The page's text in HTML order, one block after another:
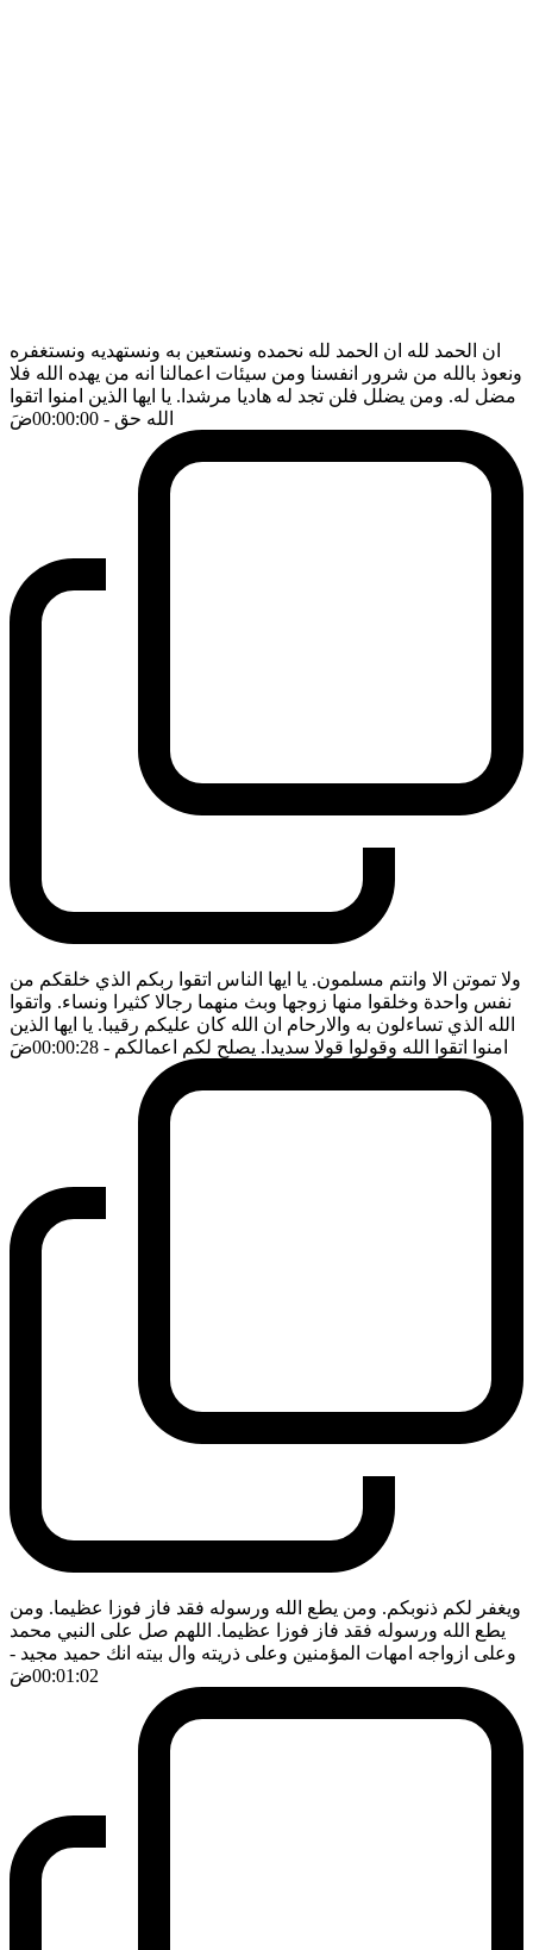
ان الحمد لله ان الحمد لله نحمده ونستعين به ونستهديه ونستغفره
ونعوذ بالله من شرور انفسنا ومن سيئات اعمالنا انه من يهده الله فلا
مضل له. ومن يضلل فلن تجد له هاديا مرشدا. يا ايها الذين امنوا اتقوا
الله حق - 00:00:00 ضَ
ولا تموتن الا وانتم مسلمون. يا ايها الناس اتقوا ربكم الذي خلقكم من
نفس واحدة وخلقوا منها زوجها وبث منهما رجالا كثيرا ونساء. واتقوا
الله الذي تساءلون به والارحام ان الله كان عليكم رقيبا. يا ايها الذين
امنوا اتقوا الله وقولوا قولا سديدا. يصلح لكم اعمالكم - 00:00:28 ضَ
ويغفر لكم ذنوبكم. ومن يطع الله ورسوله فقد فاز فوزا عظيما. ومن
يطع الله ورسوله فقد فاز فوزا عظيما. اللهم صل على النبي محمد
وعلى ازواجه امهات المؤمنين وعلى ذريته وال بيته انك حميد مجيد -
00:01:02ضَ